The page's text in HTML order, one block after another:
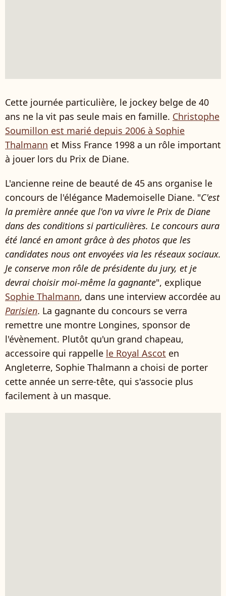
Cette journée particulière, le jockey belge de 40
ans ne la vit pas seule mais en famille. Christophe
Soumillon est marié depuis 2006 à Sophie
Thalmann et Miss France 1998 a un rôle important
à jouer lors du Prix de Diane.
L'ancienne reine de beauté de 45 ans organise le
concours de l'élégance Mademoiselle Diane. "C'est
la première année que l'on va vivre le Prix de Diane
dans des conditions si particulières. Le concours aura
été lancé en amont grâce à des photos que les
candidates nous ont envoyées via les réseaux sociaux.
Je conserve mon rôle de présidente du jury, et je
devrai choisir moi-même la gagnante", explique
Sophie Thalmann, dans une interview accordée au
Parisien. La gagnante du concours se verra
remettre une montre Longines, sponsor de
l'évènement. Plutôt qu'un grand chapeau,
accessoire qui rappelle le Royal Ascot en
Angleterre, Sophie Thalmann a choisi de porter
cette année un serre-tête, qui s'associe plus
facilement à un masque.